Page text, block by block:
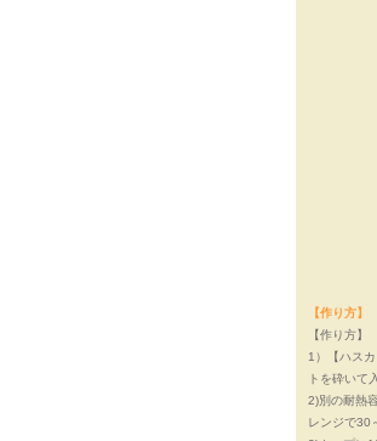
【作り方】
【作り方】
1）【ハス
トを砕いて
2)別の耐熱
レンジで30